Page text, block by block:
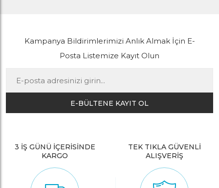
Kampanya Bildirimlerimizi Anlık Almak İçin E-
Posta Listemize Kayıt Olun
E-BÜLTENE KAYIT OL
3 İŞ GÜNÜ İÇERİSİNDE
KARGO
TEK TIKLA GÜVENLİ
ALIŞVERİŞ